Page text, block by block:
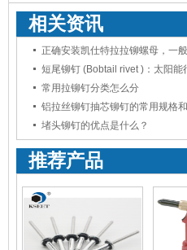
相关资讯
短尾铆钉 (Bobtail rivet )：太阳能
常用拉铆钉分类怎么分
铝拉丝铆钉抽芯铆钉的常用规格
堵头铆钉的优点是什么？
推荐产品